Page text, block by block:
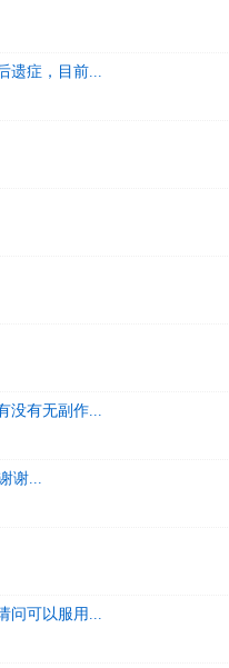
遗症，目前...
没有无副作...
谢...
问可以服用...